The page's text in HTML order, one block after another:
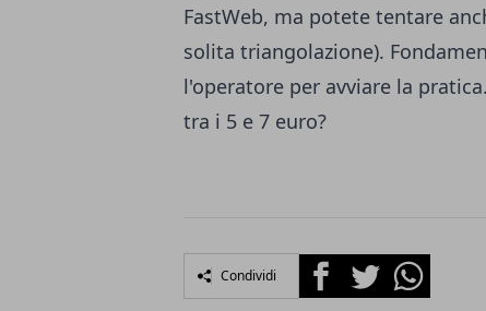
FastWeb, ma potete tentare
solita triangolazione).
l'operatore per avviare la
tra i 5 e 7 euro?
Condividi FacebookTwitterWhatsapp